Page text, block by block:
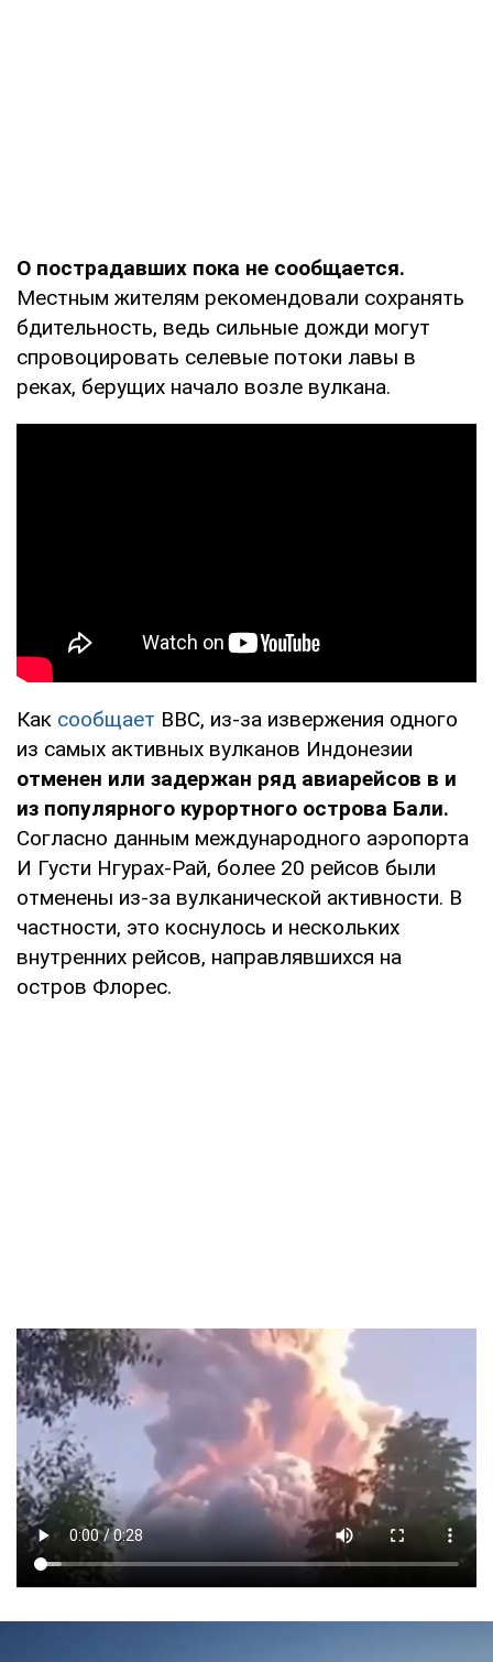
О пострадавших пока не сообщается.
Местным жителям рекомендовали сохранять
бдительность, ведь сильные дожди могут
спровоцировать селевые потоки лавы в
реках, берущих начало возле вулкана.
Как сообщает BBC, из-за извержения одного
из самых активных вулканов Индонезии
отменен или задержан ряд авиарейсов в и
из популярного курортного острова Бали.
Согласно данным международного аэропорта
И Густи Нгурах-Рай, более 20 рейсов были
отменены из-за вулканической активности. В
частности, это коснулось и нескольких
внутренних рейсов, направлявшихся на
остров Флорес.